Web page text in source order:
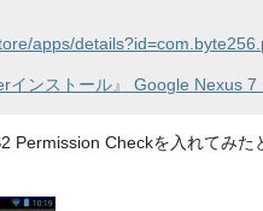
apps/
インストール』 Google Nexus 7
Permission Checkを入れてみ